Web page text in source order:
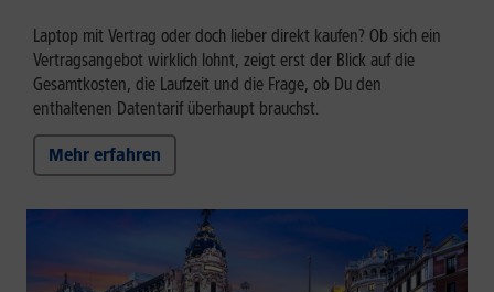
Laptop mit Vertrag oder doch lieber direkt kaufen? Ob sich ein
Vertragsangebot wirklich lohnt, zeigt erst der Blick auf die
Gesamtkosten, die Laufzeit und die Frage, ob Du den
enthaltenen Datentarif überhaupt brauchst.
Mehr erfahren